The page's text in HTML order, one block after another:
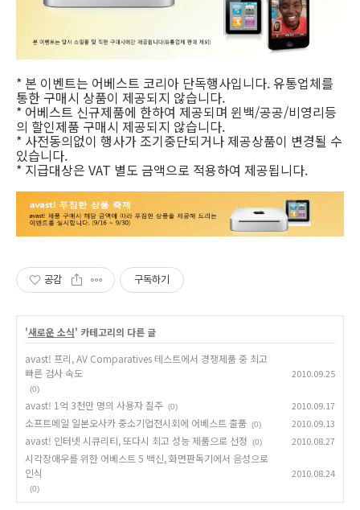
* 본 이벤트는 어베스트 코리아 단독행사입니다. 유통업체를
통한 구매시 상품이 제공되지 않습니다.
* 어베스트 신규제품에 한하여 제공되며 윈백/공공/비영리등
의 할인제품 구매시 제공되지 않습니다.
* 사전동의없이 행사가 조기중단되거나 제공상품이 변경될 수
있습니다.
* 지급대상은 VAT 별도 금액으로 적용하여 제공됩니다.
공감 구독하기
'새로운 소식' 카테고리의 다른 글
avast! 프리, AV Comparatives 테스트에서 경쟁제품 중 최고
빠른 검사 속도
(0)
2010.09.25
avast! 1억 3천만 명의 사용자 질주 (0) 2010.09.17
소프트메일 일본오사카 중소기업전시회에 어베스트 출품 (0) 2010.09.13
avast! 인터넷 시큐리티, 또다시 최고 성능 제품으로 선정 (0) 2010.08.27
시각장애우를 위한 어베스트 5 백신, 화면판독기에서 음성으로
인식
(0)
2010.08.24